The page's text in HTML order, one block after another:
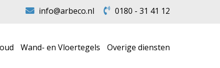
info@arbeco.nl 0180 - 31 41 12
Wand- en Vloertegels Overige diensten